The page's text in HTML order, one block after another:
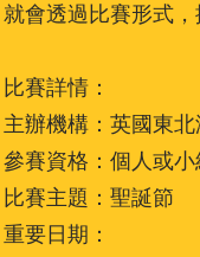
就會透過比賽形式
比賽詳情：
主辦機構：英國東
參賽資格：個人或
比賽主題：聖誕節
重要日期：